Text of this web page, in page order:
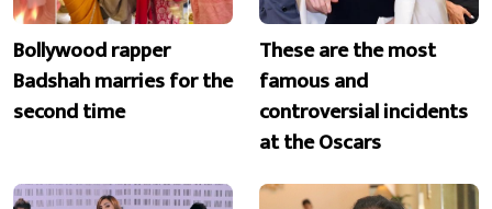
Bollywood rapper
Badshah marries for the
second time
These are the most
famous and
controversial incidents
at the Oscars